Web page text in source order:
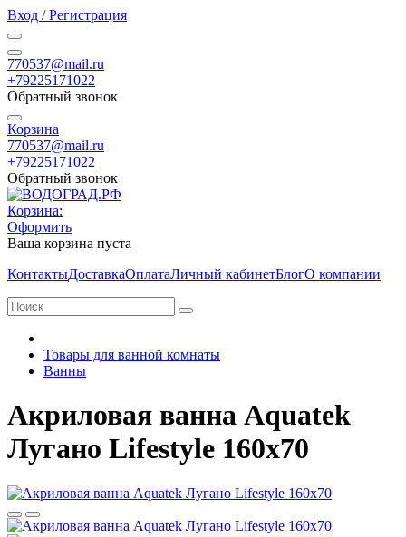
Вход / Регистрация
770537@mail.ru
+79225171022
Обратный звонок
Корзина
770537@mail.ru
+79225171022
Обратный звонок
Корзина:
Оформить
Ваша корзина пуста
КонтактыДоставкаОплатаЛичный кабинетБлогО компании
Товары для ванной комнаты
Ванны
Акриловая ванна Aquatek
Лугано Lifestyle 160х70